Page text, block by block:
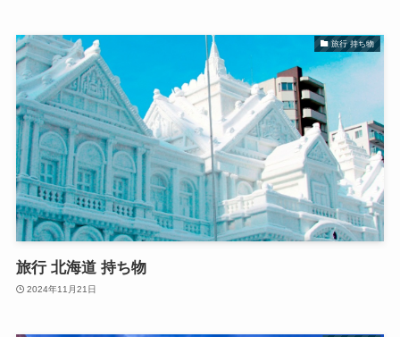
旅行 持ち物
旅行 北海道 持ち物
2024年11月21日